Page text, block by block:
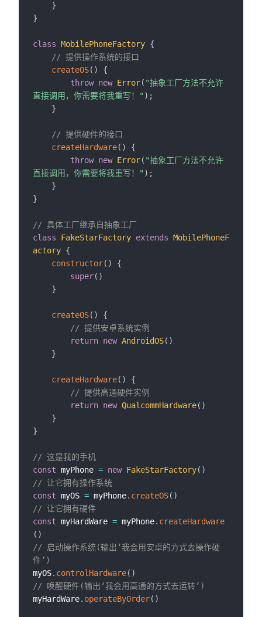
}
}
class MobilePhoneFactory {
// 提供操作系统的接口
createOS( )
{
throw new Error( "抽象工厂方法不允许
直接调用，你需要将我重写！" ) ;
}
// 提供硬件的接口
createHardware( )
{
throw new Error( "抽象工厂方法不允许
直接调用，你需要将我重写！" ) ;
}
}
// 具体工厂继承自抽象工厂
class
FakeStarFactory extends MobilePhoneF
actory {
constructor( )
{
super( )
}
createOS( )
{
// 提供安卓系统实例
return new AndroidOS( )
}
createHardware( )
{
// 提供高通硬件实例
return new QualcommHardware( )
}
}
// 这是我的手机
const myPhone = new FakeStarFactory( )
// 让它拥有操作系统
const myOS = myPhone. createOS( )
// 让它拥有硬件
const myHardWare = myPhone. createHardware
( )
// 启动操作系统(输出‘我会用安卓的方式去操作硬
件’)
myOS. controlHardware( )
// 唤醒硬件(输出‘我会用高通的方式去运转’)
myHardWare. operateByOrder( )